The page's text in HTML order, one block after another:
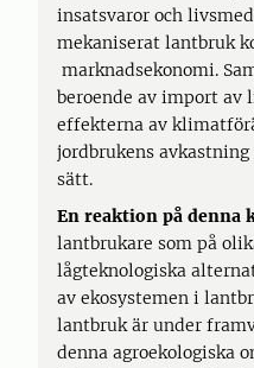
insatsvaror och
mekaniserat lantbruk
marknadsekonomi.
beroende av import av
effekterna av
jordbrukens
sätt.
En reaktion på denna
lantbrukare som på
lågteknologiska
av ekosystemen i
lantbruk är under
denna agroekologiska